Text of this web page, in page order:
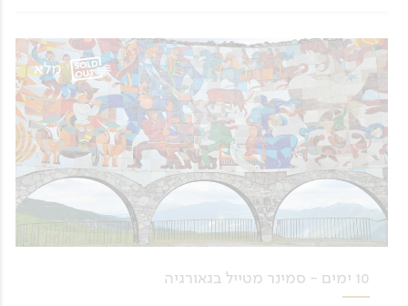
10 ימים - סמינר מטייל בגאורגיה
מלא